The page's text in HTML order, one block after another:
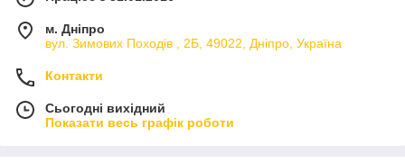
м. Дніпро
вул. Зимових Походiв , 2Б, 49022, Дніпро, Україна
Контакти
Сьогодні вихідний
Показати весь графік роботи